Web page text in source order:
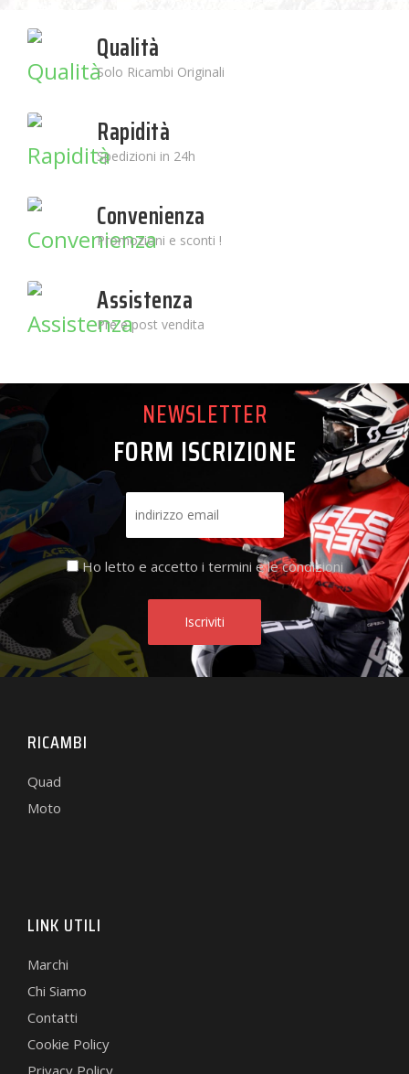
Qualità
Solo Ricambi Originali
Rapidità
Spedizioni in 24h
Convenienza
Promozioni e sconti !
Assistenza
Pre e post vendita
NEWSLETTER
FORM ISCRIZIONE
Ho letto e accetto i termini e le condizioni
RICAMBI
Quad
Moto
LINK UTILI
Marchi
Chi Siamo
Contatti
Cookie Policy
Privacy Policy